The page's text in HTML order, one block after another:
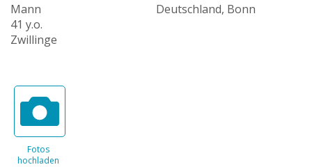
Mann
41 y.o.
Zwillinge
Deutschland, Bonn
Fotos
hochladen